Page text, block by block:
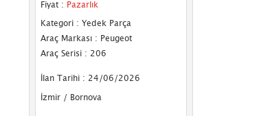
Fiyat : Pazarlık
Kategori : Yedek Parça
Araç Markası : Peugeot
Araç Serisi : 206
İlan Tarihi : 24/06/2026
İzmir / Bornova